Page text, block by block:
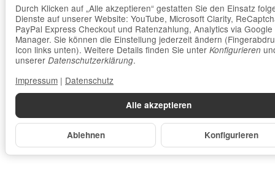
Alle akzeptieren
Ablehnen Konfigurieren
Durch Klicken auf „Alle akzeptieren“ gestatten Sie den Einsatz
Dienste auf unserer Website: YouTube, Microsoft Clarity,
PayPal Express Checkout und Ratenzahlung, Analytics via Google
Manager. Sie können die Einstellung jederzeit ändern
Icon links unten). Weitere Details finden Sie unter Konfigurieren
unserer Datenschutzerklärung.
Impressum | Datenschutz